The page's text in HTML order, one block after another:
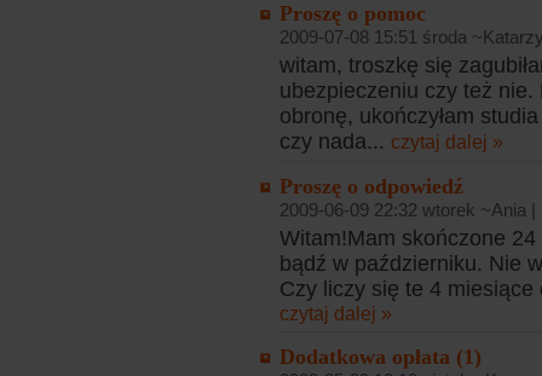
Proszę o pomoc
2009-07-08 15:51 środa
witam, troszkę się
ubezpieczeniu czy też nie.
obronę, ukończyłam
czy nada... czytaj dalej »
Proszę o odpowiedź
2009-06-09 22:32 wtorek ~Ania |
Witam!Mam skończone
bądź w październiku. Nie
Czy liczy się te 4
czytaj dalej »
Dodatkowa opłata (1)